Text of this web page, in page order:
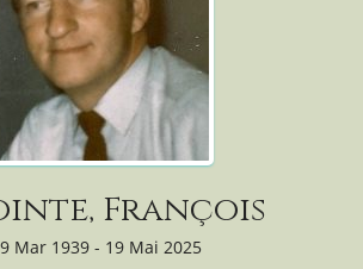
François
Mar 1939 - 19 Mai 2025